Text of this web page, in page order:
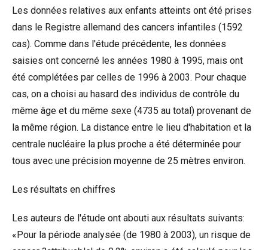
Les données relatives aux enfants atteints ont été prises
dans le Registre allemand des cancers infantiles (1592
cas). Comme dans l'étude précédente, les données
saisies ont concerné les années 1980 à 1995, mais ont
été complétées par celles de 1996 à 2003. Pour chaque
cas, on a choisi au hasard des individus de contrôle du
même âge et du même sexe (4735 au total) provenant de
la même région. La distance entre le lieu d'habitation et la
centrale nucléaire la plus proche a été déterminée pour
tous avec une précision moyenne de 25 mètres environ.
Les résultats en chiffres
Les auteurs de l'étude ont abouti aux résultats suivants:
«Pour la période analysée (de 1980 à 2003), un risque de